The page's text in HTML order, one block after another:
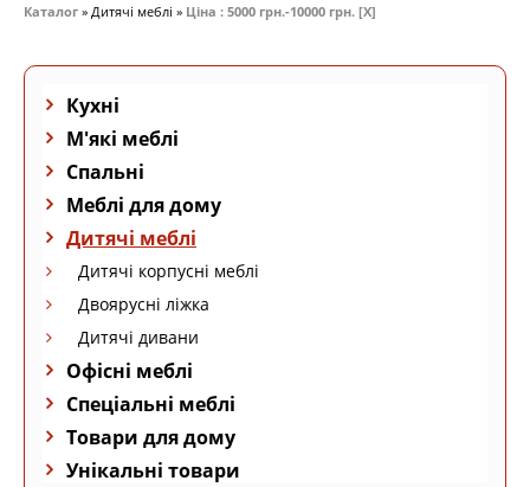
Каталог » Дитячі меблі » Ціна : 5000 грн.-10000 грн. [X]
Кухні
М'які меблі
Спальні
Меблі для дому
Дитячі меблі
Дитячі корпусні меблі
Двоярусні ліжка
Дитячі дивани
Офісні меблі
Спеціальні меблі
Товари для дому
Унікальні товари